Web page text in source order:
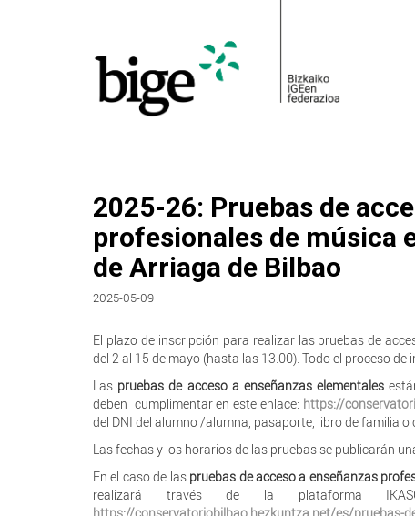
2025-26: Pruebas de
profesionales de música
de Arriaga de Bilbao
2025-05-09
El plazo de inscripción para realizar las pruebas de
del 2 al 15 de mayo (hasta las 13.00). Todo el proceso de
Las pruebas de acceso a enseñanzas elementales
deben cumplimentar en este enlace: https://
del DNI del alumno /alumna, pasaporte, libro de familia
Las fechas y los horarios de las pruebas se publicarán
En el caso de las pruebas de acceso a enseñanzas
realizará través de la plataforma